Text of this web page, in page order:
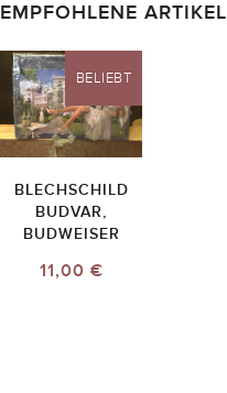
EMPFOHLENE ARTIKEL
BELIEBT
BLECHSCHILD
BUDVAR,
BUDWEISER
11,00 €